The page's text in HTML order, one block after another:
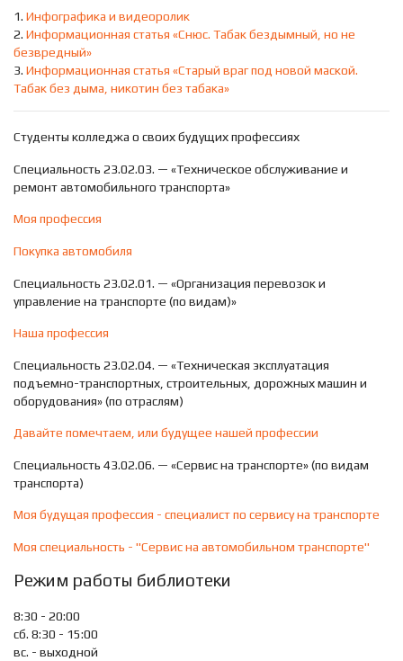
1. Инфографика и видеоролик
2. Информационная статья «Снюс. Табак бездымный, но не
безвредный»
3. Информационная статья «Старый враг под новой маской.
Табак без дыма, никотин без табака»
Студенты колледжа о своих будущих профессиях
Специальность 23.02.03. — «Техническое обслуживание и
ремонт автомобильного транспорта»
Моя профессия
Покупка автомобиля
Специальность 23.02.01. — «Организация перевозок и
управление на транспорте (по видам)»
Наша профессия
Специальность 23.02.04. — «Техническая эксплуатация
подъемно-транспортных, строительных, дорожных машин и
оборудования» (по отраслям)
Давайте помечтаем, или будущее нашей профессии
Специальность 43.02.06. — «Сервис на транспорте» (по видам
транспорта)
Моя будущая профессия - специалист по сервису на транспорте
Моя специальность - "Сервис на автомобильном транспорте"
Режим работы библиотеки
8:30 - 20:00
сб. 8:30 - 15:00
вс. - выходной